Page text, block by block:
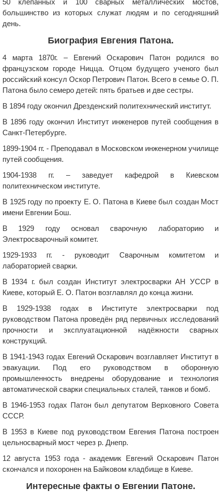
большинство из которых служат людям и по сегодняшний
день.
Биография Евгения Патона.
4 марта 1870г. – Евгений Оскарович Патон родился во
французском городе Ницца. Отцом будущего ученого был
российский консул Оскор Петрович Патон. Всего в семье О. П.
Патона было семеро детей: пять братьев и две сестры.
В 1894 году окончил Дрезденский политехнический институт.
В 1896 году окончил Институт инженеров путей сообщения в
Санкт-Петербурге.
1899-1904 гг. - Преподавал в Московском инженерном училище
путей сообщения.
1904-1938 гг. – заведует кафедрой в Киевском
политехническом институте.
В 1925 году по проекту Е. О. Патона в Киеве был создан Мост
имени Евгении Бош.
В 1929 году основал сварочную лабораторию и
Электросварочный комитет.
1929-1933 гг. - руководит Сварочным комитетом и
лабораторией сварки.
В 1934 г. был создан Институт электросварки АН УССР в
Киеве, который Е. О. Патон возглавлял до конца жизни.
В 1929-1938 годах в Институте электросварки под
руководством Патона проведён ряд первичных исследований
прочности и эксплуатационной надёжности сварных
конструкций.
В 1941-1943 годах Евгений Оскарович возглавляет Институт в
эвакуации. Под его руководством в оборонную
промышленность внедрены оборудование и технология
автоматической сварки специальных сталей, танков и бомб.
В 1946-1953 годах Патон был депутатом Верховного Совета
СССР.
В 1953 в Киеве под руководством Евгения Патона построен
цельносварный мост через р. Днепр.
12 августа 1953 года - академик Евгений Оскарович Патон
скончался и похоронен на Байковом кладбище в Киеве.
Интересные факты о Евгении Патоне.